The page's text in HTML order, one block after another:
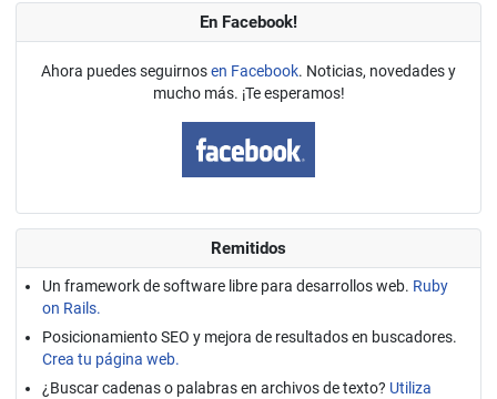
En Facebook!
Ahora puedes seguirnosen Facebook. Noticias, novedades y
mucho más. ¡Te esperamos!
Remitidos
Un framework de software libre para desarrollos web. Ruby
on Rails.
Posicionamiento SEO y mejora de resultados en buscadores.
Crea tu página web.
¿Buscar cadenas o palabras en archivos de texto? Utiliza